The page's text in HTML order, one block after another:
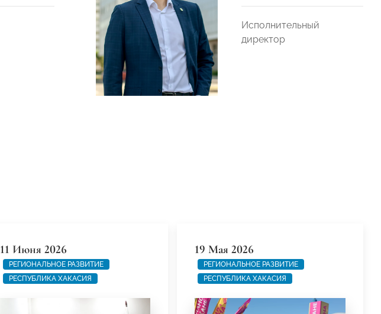
Исполнительный
директор
11 Июня 2026
РЕГИОНАЛЬНОЕ РАЗВИТИЕ
РЕСПУБЛИКА ХАКАСИЯ
19 Мая 2026
РЕГИОНАЛЬНОЕ РАЗВИТИЕ
РЕСПУБЛИКА ХАКАСИЯ